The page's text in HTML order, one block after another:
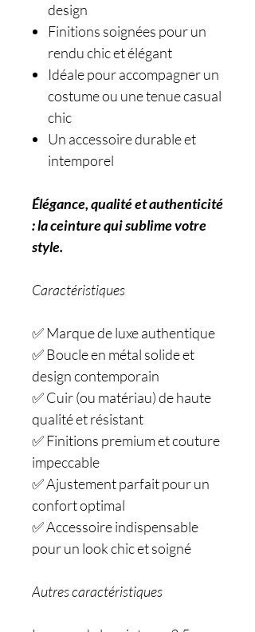
design
Finitions soignées pour un
rendu chic et élégant
Idéale pour accompagner un
costume ou une tenue casual
chic
Un accessoire durable et
intemporel
Élégance, qualité et authenticité
: la ceinture qui sublime votre
style.
Caractéristiques
✅ Marque de luxe authentique
✅ Boucle en métal solide et
design contemporain
✅ Cuir (ou matériau) de haute
qualité et résistant
✅ Finitions premium et couture
impeccable
✅ Ajustement parfait pour un
confort optimal
✅ Accessoire indispensable
pour un look chic et soigné
Autres caractéristiques